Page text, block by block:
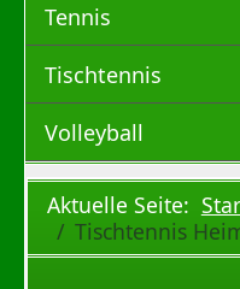
Tennis
Tischtennis
Volleyball
Aktuelle Seite:
Tischtennis